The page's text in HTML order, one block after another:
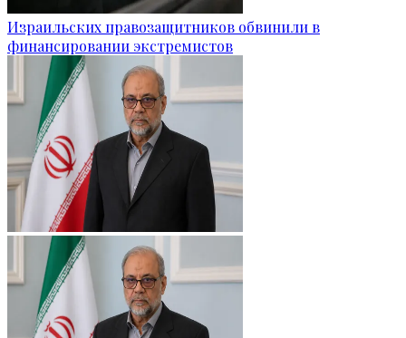
Израильских правозащитников обвинили в
финансировании экстремистов